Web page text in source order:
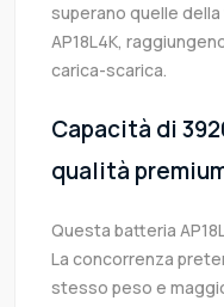
superano quelle
AP18L4K,
carica-scarica.
Capacità di
qualità
Questa batteria
La concorrenza
stesso peso e